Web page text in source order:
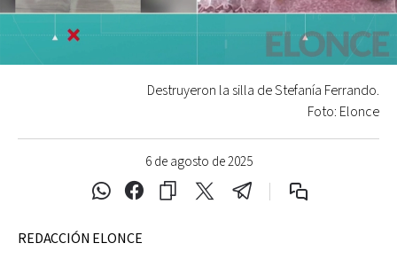
6 de agosto de 2025
Destruyeron la silla de Stefanía Ferrando.
Foto: Elonce
REDACCIÓN ELONCE